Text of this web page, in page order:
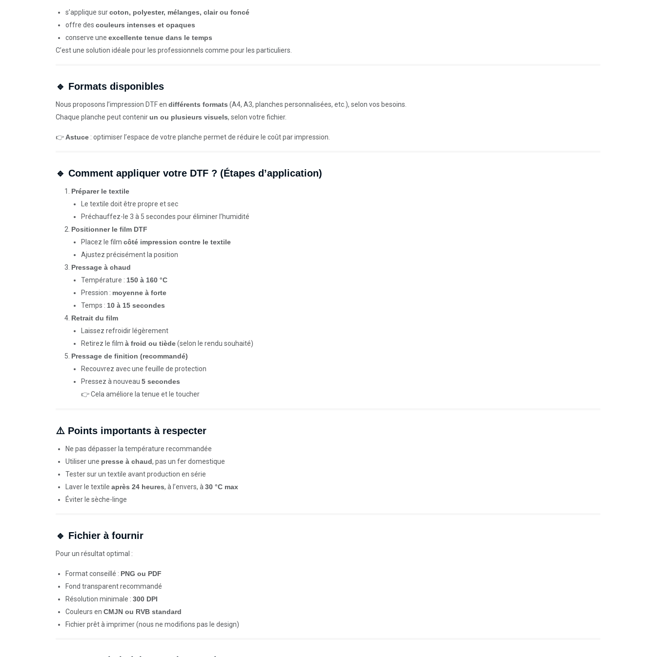
s’applique surcoton, polyester, mélanges, clair ou foncé
offre des couleurs intenses et opaques
conserve une excellente tenue dans le temps
C’est une solution idéale pour les professionnels comme pour les particuliers.
🔹 Formats disponibles
Nous proposons l’impression DTF en différents formats (A4, A3, planches personnalisées, etc.), selon vos besoins.
Chaque planche peut contenir un ou plusieurs visuels, selon votre fichier.
👉 Astuce : optimiser l’espace de votre planche permet de réduire le coût par impression.
🔹 Comment appliquer votre DTF ? (Étapes d’application)
Préparer le textile
Le textile doit être propre et sec
Préchauffez-le 3 à 5 secondes pour éliminer l’humidité
Positionner le film DTF
Placez le film côté impression contre le textile
Ajustez précisément la position
Pressage à chaud
Température : 150 à 160 °C
Pression : moyenne à forte
Temps : 10 à 15 secondes
Retrait du film
Laissez refroidir légèrement
Retirez le film à froid ou tiède(selon le rendu souhaité)
Pressage de finition (recommandé)
Recouvrez avec une feuille de protection
Pressez à nouveau 5 secondes
👉 Cela améliore la tenue et le toucher
⚠️ Points importants à respecter
Ne pas dépasser la température recommandée
Utiliser une presse à chaud, pas un fer domestique
Tester sur un textile avant production en série
Laver le textile après 24 heures, à l’envers, à 30 °C max
Éviter le sèche-linge
🔹 Fichier à fournir
Pour un résultat optimal :
Format conseillé : PNG ou PDF
Fond transparent recommandé
Résolution minimale : 300 DPI
Couleurs en CMJN ou RVB standard
Fichier prêt à imprimer (nous ne modifions pas le design)